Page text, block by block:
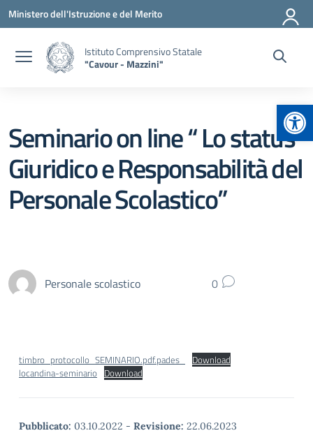
Vai ai contenuti
Vai al menu di navigazione
Vai al footer
Ministero dell'Istruzione e del Merito
Istituto Comprensivo Statale
"Cavour - Mazzini"
Seminario on line “ Lo status
Giuridico e Responsabilità del
Personale Scolastico”
Personale scolastico 0
timbro_protocollo_SEMINARIO.pdf.pades_
Download
locandina-seminario Download
Pubblicato: 03.10.2022 - Revisione: 22.06.2023